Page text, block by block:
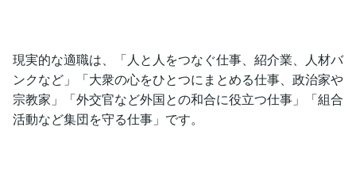
現実的な適職は、「人と人をつなぐ仕事、紹介業、人材バ
ンクなど」「大衆の心をひとつにまとめる仕事、政治家や
宗教家」「外交官など外国との和合に役立つ仕事」「組合
活動など集団を守る仕事」です。